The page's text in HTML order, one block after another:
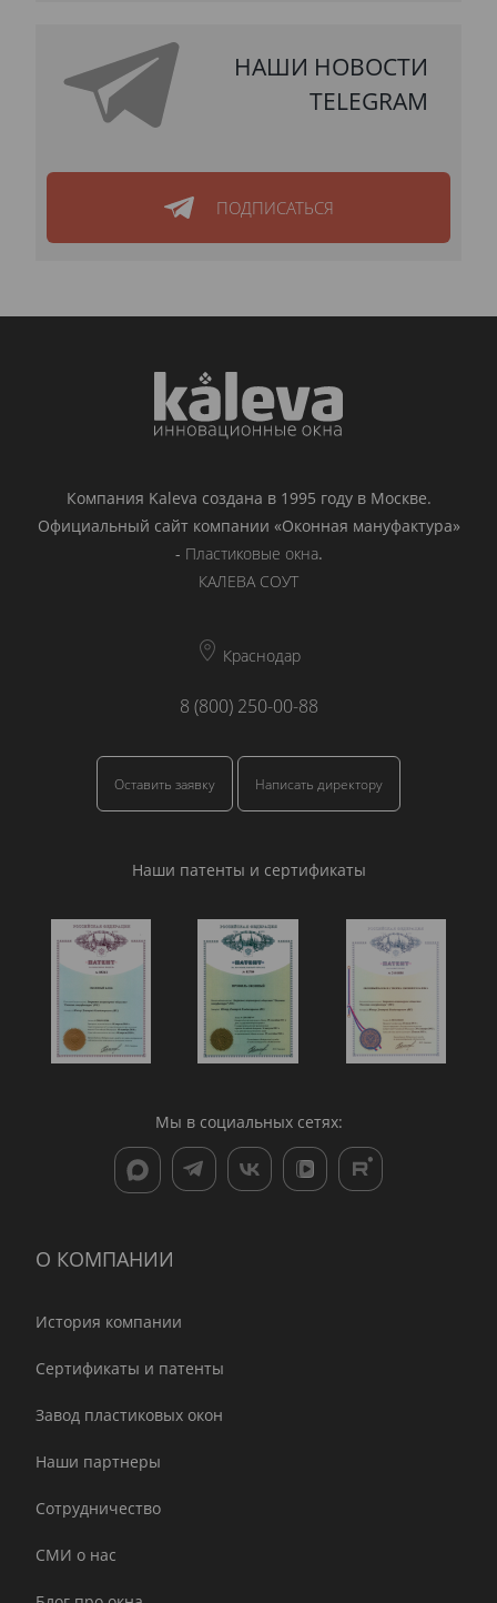
НАШИ НОВОСТИ
TELEGRAM
ПОДПИСАТЬСЯ
Компания Kaleva создана в 1995 году в Москве.
Официальный сайт компании «Оконная мануфактура»
- Пластиковые окна.
КАЛЕВА СОУТ
Краснодар
8 (800) 250-00-88
Оставить заявку Написать директору
Наши патенты и сертификаты
Мы в социальных сетях:
О КОМПАНИИ
История компании
Сертификаты и патенты
Завод пластиковых окон
Наши партнеры
Сотрудничество
СМИ о нас